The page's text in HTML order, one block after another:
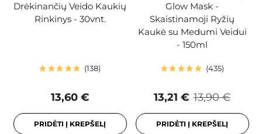
Drėkinančių Veido Kaukių
Rinkinys - 30vnt.
138
13,60 €
PRIDĖTI Į KREPŠELĮ
Glow Mask -
Skaistinamoji Ryžių
Kaukė su Medumi Veidui
- 150ml
435
13,90 €
13,21 €
PRIDĖTI Į KREPŠELĮ